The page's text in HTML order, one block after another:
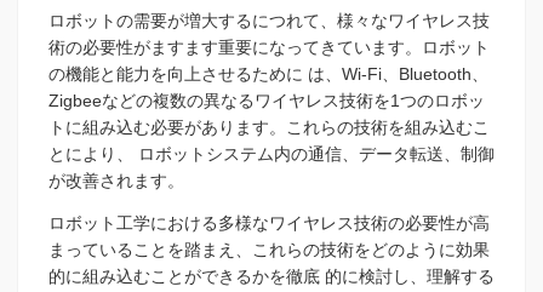
ロボットの需要が増大するにつれて、様々なワイヤレス技
術の必要性がますます重要になってきています。ロボット
の機能と能力を向上させるために は、Wi-Fi、Bluetooth、
Zigbeeなどの複数の異なるワイヤレス技術を1つのロボッ
トに組み込む必要があります。これらの技術を組み込むこ
とにより、 ロボットシステム内の通信、データ転送、制御
が改善されます。
ロボット工学における多様なワイヤレス技術の必要性が高
まっていることを踏まえ、これらの技術をどのように効果
的に組み込むことができるかを徹底 的に検討し、理解する